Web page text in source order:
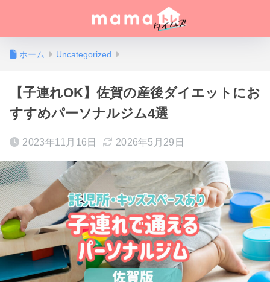
ホーム Uncategorized
【子連れOK】佐賀の産後ダイエットにお
すすめパーソナルジム4選
2023年11月16日 2026年5月29日